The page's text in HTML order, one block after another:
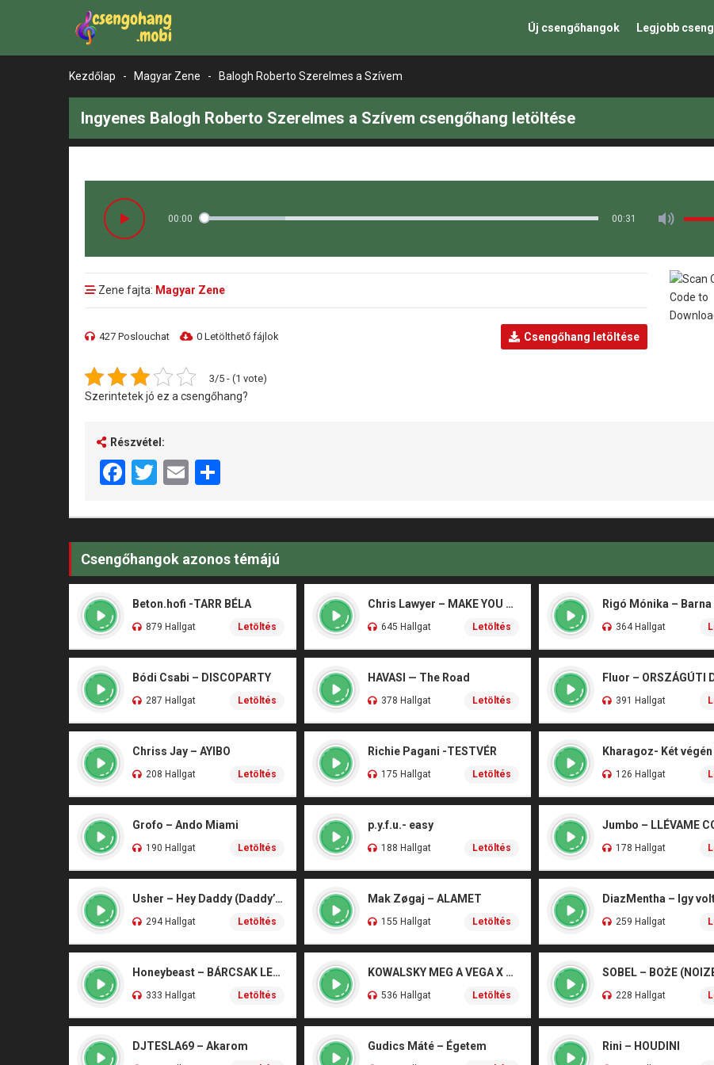
Új csengőhangok Legjobb
Kezdőlap - Magyar Zene - Balogh Roberto Szerelmes a Szívem
Ingyenes Balogh Roberto Szerelmes a Szívem csengőhang letöltése
00:00 00:31
Zene fajta: Magyar Zene
427 Poslouchat 0 Letölthető fájlok Csengőhang letöltése
3/5 - (1 vote)
Szerintetek jó ez a csengőhang?
Részvétel:
Facebook
Twitter
Email
Csengőhangok azonos témájú
Beton.hofi -TARR BÉLA
879 Hallgat Letöltés
Chris Lawyer – MAKE YOU FLY
645 Hallgat Letöltés 364 Hallgat
Bódi Csabi – DISCOPARTY
287 Hallgat Letöltés
HAVASI — The Road
378 Hallgat Letöltés
Fluor – ORSZÁGÚTI
391 Hallgat
Chriss Jay – AYIBO
208 Hallgat Letöltés
Richie Pagani -TESTVÉR
175 Hallgat Letöltés 126 Hallgat
Grofo – Ando Miami
190 Hallgat Letöltés
p.y.f.u.- easy
188 Hallgat Letöltés
Jumbo – LLÉVAME
178 Hallgat
Usher – Hey Daddy (Daddy’s Home)
294 Hallgat Letöltés
Mak Zøgaj – ALAMET
155 Hallgat Letöltés
DiazMentha – Igy volt
259 Hallgat
Honeybeast – BÁRCSAK LENNÉK
333 Hallgat Letöltés
KOWALSKY MEG A VEGA X SZEBÉNYI DANI – CSÓNAK
536 Hallgat Letöltés 228 Hallgat
DJTESLA69 – Akarom Gudics Máté – Égetem Rini – HOUDINI